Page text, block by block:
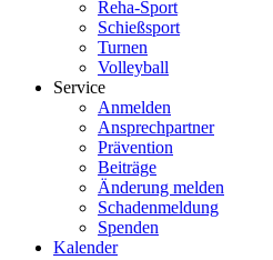
Reha-Sport
Schießsport
Turnen
Volleyball
Service
Anmelden
Ansprechpartner
Prävention
Beiträge
Änderung melden
Schadenmeldung
Spenden
Kalender